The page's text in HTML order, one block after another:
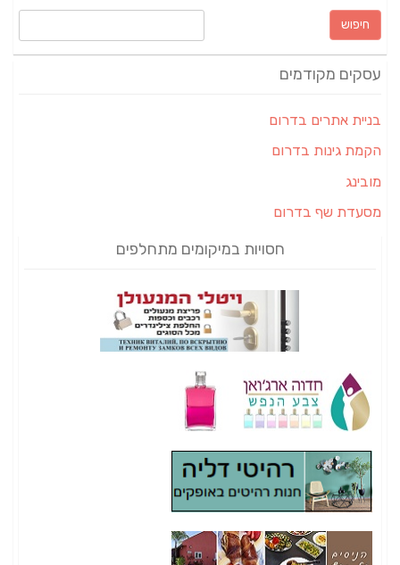
חיפוש:
עסקים מקודמים
בניית אתרים בדרום
הקמת גינות בדרום
מובינג
מסעדת שף בדרום
חסויות במיקומים מתחלפים